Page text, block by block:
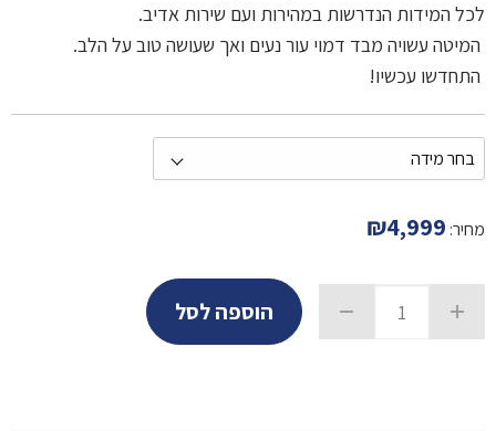
לכל המידות הנדרשות במהירות ועם שירות אדיב.
המיטה עשויה מבד דמוי עור נעים ואך שעושה טוב על הלב.
התחדשו עכשיו!
מחיר: ₪4,999
הוספה לסל